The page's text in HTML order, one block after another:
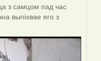
з самцом пад час
выпіхвае яго з